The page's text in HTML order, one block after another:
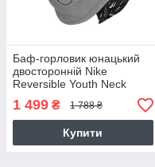
Баф-горловик юнацький
двосторонній Nike
Reversible Youth Neck
(N.100.0655.084.OS)
1 499 ₴ 1 788 ₴
Купити